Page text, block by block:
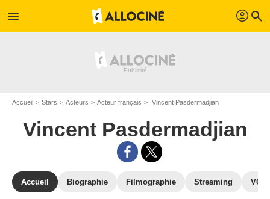
menu profil search
Accueil Stars Acteurs Acteur français Vincent Pasdermadjian
Vincent Pasdermadjian
Accueil Biographie Filmographie Streaming